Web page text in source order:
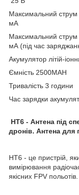
Максимальний струм
мА
Максимальний струм
мА (під час
Акумулятор літій-
Ємність 2500MAH
Тривалість 3 години
Час зарядки
HT6 - Антена під
дронів. Антена для
HT6 - це пристрій,
вимірювання
якісних FPV польотів.